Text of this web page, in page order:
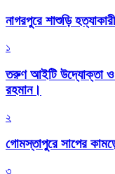
নাগরপুরে শাশুড়ি
১
তরুণ আইটি উদ্যোক্তা ও
রহমান।
২
গোমস্তাপুরে সাপের
৩